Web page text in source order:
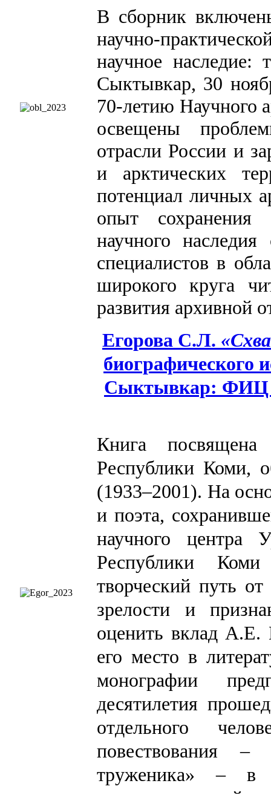
В сборник
научно-
научное наследие:
Сыктывкар, 30
70-летию
освещены
отрасли России и
и арктических
потенциал личных
опыт сохранения
научного
специалистов в
широкого круга
развития архивной
Егорова С.Л.
био­графического
Сыктывкар: ФИЦ
Книга посвящена
Республики Коми,
(1933–2001). На
и поэта,
научного центра
Республики
творческий путь
зрелости и
оценить вклад А.Е.
его место в
монографии
десятилетия
отдельного
повествования –
труженика» – в